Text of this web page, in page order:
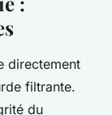
directement
filtrante.
du